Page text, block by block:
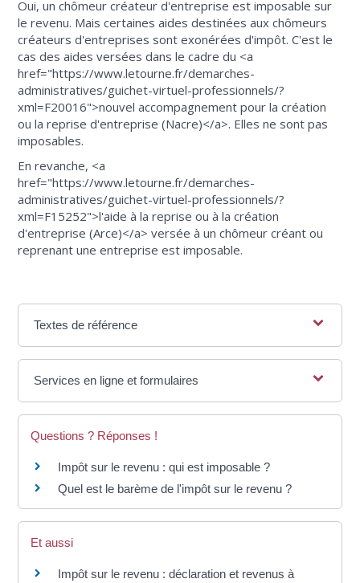
Oui, un chômeur créateur d'entreprise est imposable sur
le revenu. Mais certaines aides destinées aux chômeurs
créateurs d'entreprises sont exonérées d'impôt. C'est le
cas des aides versées dans le cadre du <a
href="https://www.letourne.fr/demarches-
administratives/guichet-virtuel-professionnels/?
xml=F20016">nouvel accompagnement pour la création
ou la reprise d'entreprise (Nacre)</a>. Elles ne sont pas
imposables.
En revanche, <a
href="https://www.letourne.fr/demarches-
administratives/guichet-virtuel-professionnels/?
xml=F15252">l'aide à la reprise ou à la création
d'entreprise (Arce)</a> versée à un chômeur créant ou
reprenant une entreprise est imposable.
Textes de référence
Services en ligne et formulaires
Questions ? Réponses !
Impôt sur le revenu : qui est imposable ?
Quel est le barème de l'impôt sur le revenu ?
Et aussi
Impôt sur le revenu : déclaration et revenus à